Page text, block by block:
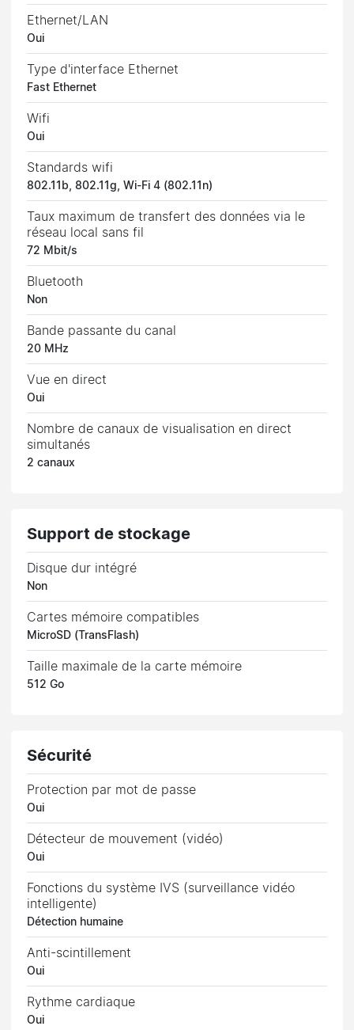
Ethernet/LAN
Oui
Type d'interface Ethernet
Fast Ethernet
Wifi
Oui
Standards wifi
802.11b, 802.11g, Wi-Fi 4 (802.11n)
Taux maximum de transfert des données via le
réseau local sans fil
72 Mbit/s
Bluetooth
Non
Bande passante du canal
20 MHz
Vue en direct
Oui
Nombre de canaux de visualisation en direct
simultanés
2 canaux
Support de stockage
Disque dur intégré
Non
Cartes mémoire compatibles
MicroSD (TransFlash)
Taille maximale de la carte mémoire
512 Go
Sécurité
Protection par mot de passe
Oui
Détecteur de mouvement (vidéo)
Oui
Fonctions du système IVS (surveillance vidéo
intelligente)
Détection humaine
Anti-scintillement
Oui
Rythme cardiaque
Oui